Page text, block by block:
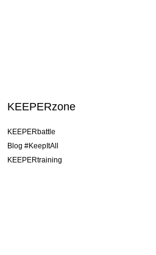
KEEPERzone
KEEPERbattle
Blog #KeepItAll
KEEPERtraining